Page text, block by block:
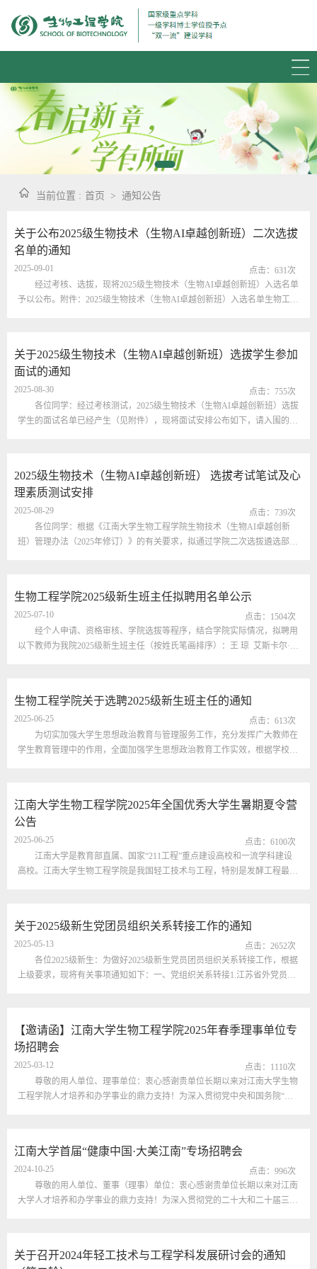
当前位置 : 首页 > 通知公告
关于公布2025级生物技术（生物AI卓越创新班）二次选拔
名单的通知
2025-09-01 点击： 631 次
经过考核、选拔，现将2025级生物技术（生物AI卓越创新班）入选名单
予以公布。附件：2025级生物技术（生物AI卓越创新班）入选名单生物工程
关于2025级生物技术（生物AI卓越创新班）选拔学生参加
面试的通知
2025-08-30 点击： 755次
各位同学：经过考核测试，2025级生物技术（生物AI卓越创新班）选拔
学生的面试名单已经产生（见附件），现将面试安排公布如下，请入围的同
地点：生工楼B327会议室。三、注意事项：1.请考生带好身份证、一卡通。
2.如经考...
2025级生物技术（生物AI卓越创新班） 选拔考试笔试及心
理素质测试安排
2025-08-29 点击： 739次
各位同学：根据《江南大学生物工程学院生物技术（生物AI卓越创新
班）管理办法（2025年修订）》的有关要求，拟通过学院二次选拔遴选部分
好身份证明（身份证、校园一卡通）、黑色水笔、2B铅笔、橡皮等文具用
品，...
生物工程学院2025级新生班主任拟聘用名单公示
2025-07-10 点击： 1504次
经个人申请、资格审核、学院选拔等程序，结合学院实际情况，拟聘用
以下教师为我院2025级新生班主任（按姓氏笔画排序）：王 琼 艾斯卡尔·艾
周老师（0510-85320230）。江南大学生物工程学院2025...
生物工程学院关于选聘2025级新生班主任的通知
2025-06-25 点击： 613次
为切实加强大学生思想政治教育与管理服务工作，充分发挥广大教师在
学生教育管理中的作用，全面加强学生思想政治教育工作实效，根据学校相
理论水平；2.热爱学生，热爱学生管理工作与思想政治教育工作；3.具备较
强的...
江南大学生物工程学院2025年全国优秀大学生暑期夏令营
公告
2025-06-25 点击： 6100次
江南大学是教育部直属、国家“211工程”重点建设高校和一流学科建设
高校。江南大学生物工程学院是我国轻工技术与工程，特别是发酵工程最具
首轮“双一流”建设学科，并于2022年进入第二轮“双一流”建设学科名单。
为...
关于2025级新生党团员组织关系转接工作的通知
2025-05-13 点击： 2652次
各位2025级新生：为做好2025级新生党员团员组织关系转接工作，根据
上级要求，现将有关事项通知如下：一、党组织关系转接1.江苏省外党员。
会”。（2）纸质介绍信转接：介绍信抬头为“江南大学党委组织部”；介绍信
去...
【邀请函】江南大学生物工程学院2025年春季理事单位专
场招聘会
2025-03-12 点击： 1110次
尊敬的用人单位、理事单位：衷心感谢贵单位长期以来对江南大学生物
工程学院人才培养和办学事业的鼎力支持！为深入贯彻党中央和国务院“实
学生物工程学院是我国发酵工程学科的诞生地，是轻工生物技术与发酵工程
领域...
江南大学首届“健康中国·大美江南”专场招聘会
2024-10-25 点击： 996次
尊敬的用人单位、董事（理事）单位：衷心感谢贵单位长期以来对江南
大学人才培养和办学事业的鼎力支持！为深入贯彻党的二十大和二十届三中
生物工程学院、化学与材料工程学院、无锡医学院、生命科学与健康工程...
关于召开2024年轻工技术与工程学科发展研讨会的通知